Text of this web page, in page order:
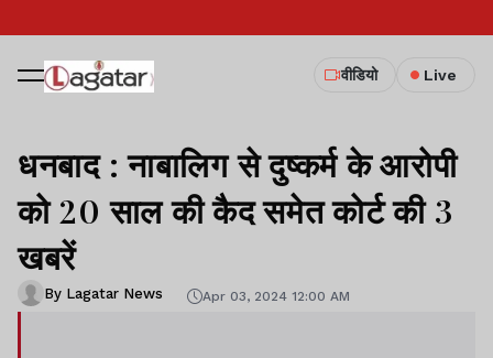
वीडियो Live
धनबाद : नाबालिग से दुष्कर्म के आरोपी
को 20 साल की कैद समेत कोर्ट की 3
खबरें
By Lagatar News Apr 03, 2024 12:00 AM